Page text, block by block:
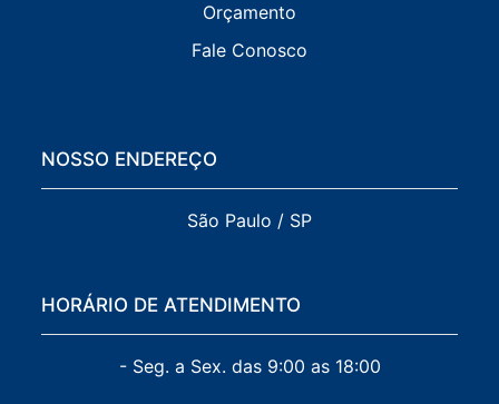
Orçamento
Fale Conosco
NOSSO ENDEREÇO
São Paulo / SP
HORÁRIO DE ATENDIMENTO
- Seg. a Sex. das 9:00 as 18:00